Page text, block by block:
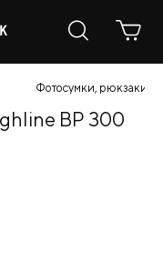
Фотосумки, рюкзаки,
BP 300